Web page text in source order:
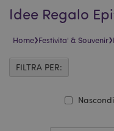
Idee Regalo
Home›Festivita' & Souvenir›
FILTRA PER: